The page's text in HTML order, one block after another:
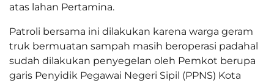
atas lahan Pertamina.
Patroli bersama ini dilakukan karena warga geram
truk bermuatan sampah masih beroperasi padahal
sudah dilakukan penyegelan oleh Pemkot berupa
garis Penyidik Pegawai Negeri Sipil (PPNS) Kota